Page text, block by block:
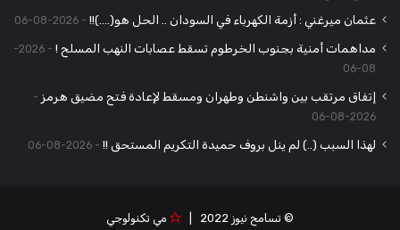
عثمان ميرغني : أزمة الكهرباء في السودان .. الحل هو(….)!! 2026-08-06
مداهمات أمنية بجنوب الخرطوم تسقط عصابات النهب المسلح !
2026-
08-06
إتفاق مرتقب بين واشنطن وطهران ومسقط لإعادة فتح مضيق هرمز
2026-08-06
لهذا السبب (..) لم ينل بروف حميدة التكريم المستحق !! 2026-08-06
© تسامح نيوز 2022 | مي تكنولوجي